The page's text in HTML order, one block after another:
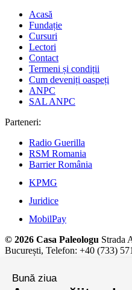
Acasă
Fundație
Cursuri
Lectori
Contact
Termeni și condiții
Cum deveniți oaspeți
ANPC
SAL ANPC
Parteneri:
Radio Guerilla
RSM Romania
Barrier România
KPMG
Juridice
MobilPay
© 2026 Casa Paleologu Strada
București, Telefon: +40 (733)
informații juridice, la
Bună ziua